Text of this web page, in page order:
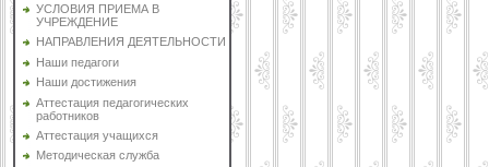
УСЛОВИЯ ПРИЕМА В
УЧРЕЖДЕНИЕ
НАПРАВЛЕНИЯ ДЕЯТЕЛЬНОСТИ
Наши педагоги
Наши достижения
Аттестация педагогических
работников
Аттестация учащихся
Методическая служба